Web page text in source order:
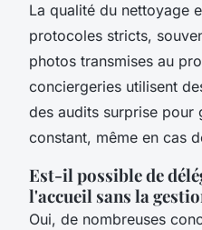
La qualité du nettoyage
protocoles stricts,
photos transmises au
conciergeries utilisent
des audits surprise pour
constant, même en cas
Est-il possible de
l'accueil sans la
Oui, de nombreuses